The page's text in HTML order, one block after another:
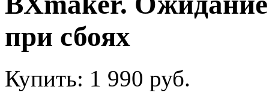
при сбоях
Купить: 1 990 руб.